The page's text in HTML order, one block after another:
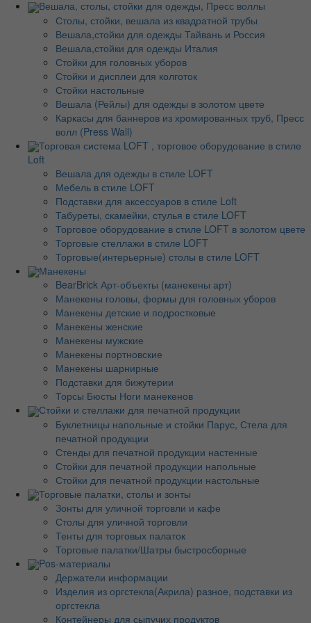
Вешала, столы, стойки для одежды, Пресс воллы
Столы, стойки, вешала из квадратной трубы
Вешала,стойки для одежды Тайвань и Россия
Вешала,стойки для одежды Италия
Стойки для головных уборов
Стойки и дисплеи для колготок
Стойки настольные
Вешала (Рейлы) для одежды в золотом цвете
Каркасы для баннеров из хромированных труб, Пресс
волл (Press Wall)
Торговая система LOFT , торговое оборудование в стиле
Loft
Вешала для одежды в стиле LOFT
Мебель в стиле LOFT
Подставки для аксессуаров в стиле Loft
Табуреты, скамейки, стулья в стиле LOFT
Торговое оборудование в стиле LOFT в золотом цвете
Торговые стеллажи в стиле LOFT
Торговые(интерьерные) столы в стиле LOFT
Манекены
BearBrick Арт-объекты (манекены арт)
Манекены головы, формы для головных уборов
Манекены детские и подростковые
Манекены женские
Манекены мужские
Манекены портновские
Манекены шарнирные
Подставки для бижутерии
Торсы Бюсты Ноги манекенов
Стойки и стеллажи для печатной продукции
Буклетницы напольные и стойки Парус, Стела для
печатной продукции
Стенды для печатной продукции настенные
Стойки для печатной продукции напольные
Стойки для печатной продукции настольные
Торговые палатки, столы и зонты
Зонты для уличной торговли и кафе
Столы для уличной торговли
Тенты для торговых палаток
Торговые палатки/Шатры быстросборные
Pos-материалы
Держатели информации
Изделия из оргстекла(Акрила) разное, подставки из
оргстекла
Контейнеры для сыпучих продуктов